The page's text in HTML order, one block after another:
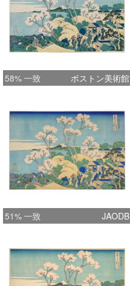
58% 一致 ボストン美術館
51% 一致 JAODB